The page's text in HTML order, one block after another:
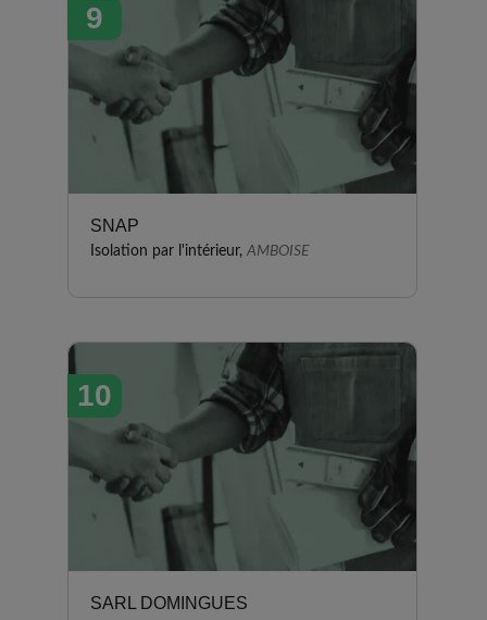
9
SNAP
Isolation par l'intérieur, AMBOISE
10
SARL DOMINGUES